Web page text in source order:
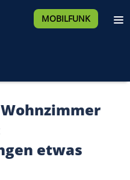
MOBILFUNK
etwas